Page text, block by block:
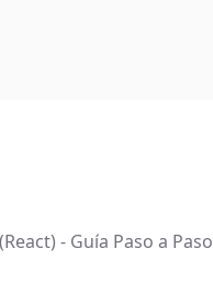
- Guía Paso a Paso